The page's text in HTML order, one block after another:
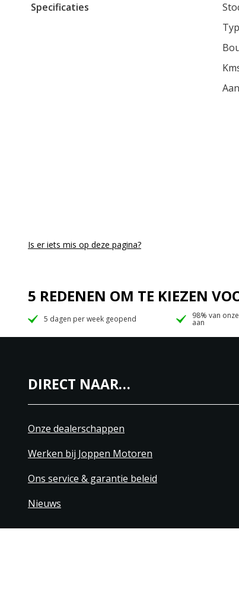
Specificaties
Is er iets mis op deze pagina?
5 REDENEN OM TE KIEZEN
5 dagen per week geopend 98% van
aan
DIRECT NAAR…
Onze dealerschappen
Werken bij Joppen Motoren
Ons service & garantie beleid
Nieuws